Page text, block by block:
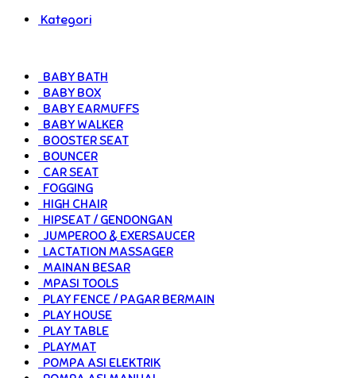
Kategori
BABY BATH
BABY BOX
BABY EARMUFFS
BABY WALKER
BOOSTER SEAT
BOUNCER
CAR SEAT
FOGGING
HIGH CHAIR
HIPSEAT / GENDONGAN
JUMPEROO & EXERSAUCER
LACTATION MASSAGER
MAINAN BESAR
MPASI TOOLS
PLAY FENCE / PAGAR BERMAIN
PLAY HOUSE
PLAY TABLE
PLAYMAT
POMPA ASI ELEKTRIK